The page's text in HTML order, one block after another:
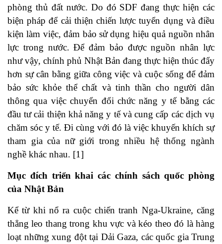
phòng thủ đất nước. Do đó SDF đang thực hiện các
biện pháp để cải thiện chiến lược tuyển dụng và điều
kiện làm việc, đảm bảo sử dụng hiệu quả nguồn nhân
lực trong nước. Để đảm bảo được nguồn nhân lực
như vậy, chính phủ Nhật Bản đang thực hiện thúc đẩy
hơn sự cân bằng giữa công việc và cuộc sống để đảm
bảo sức khỏe thể chất và tinh thần cho người dân
thông qua việc chuyển đổi chức năng y tế bằng các
đầu tư cải thiện khả năng y tế và cung cấp các dịch vụ
chăm sóc y tế. Đi cùng với đó là việc khuyến khích sự
tham gia của nữ giới trong nhiều hệ thống ngành
nghề khác nhau. [1]
Mục đích triển khai các chính sách quốc phòng
của Nhật Bản
Kể từ khi nổ ra cuộc chiến tranh Nga-Ukraine, căng
thẳng leo thang trong khu vực và kéo theo đó là hàng
loạt những xung đột tại Dải Gaza, các quốc gia Trung